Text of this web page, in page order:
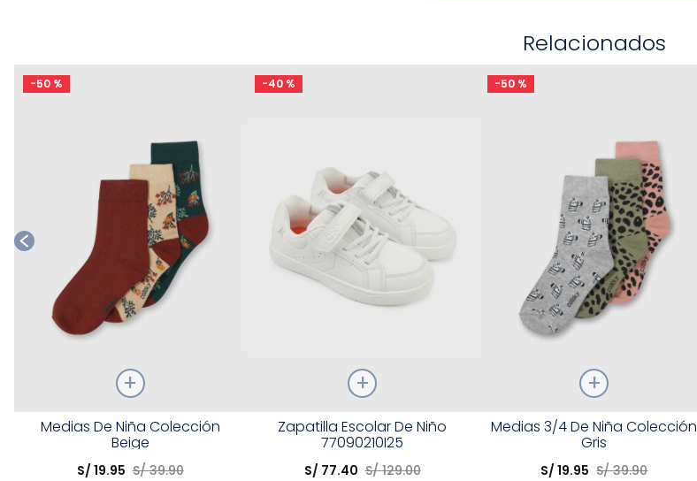
Relacionados
-50 %
Talla
Elige una opción
Medias De Niña Colección
Beige
S/ 19.95 S/ 39.90
-40 %
Elige una opción
Zapatilla Escolar De Niño
77090210I25
S/ 77.40 S/ 129.00
-50 %
Talla
Elige una opción
Medias 3/4 De Niña Colección
Gris
S/ 19.95 S/ 39.90